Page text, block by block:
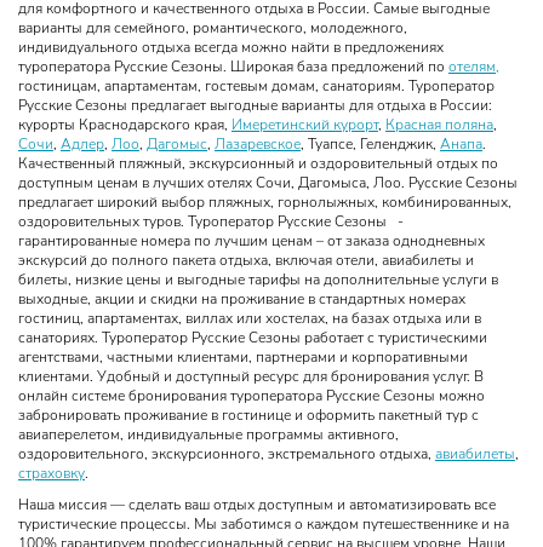
для комфортного и качественного отдыха в России. Самые выгодные
варианты для семейного, романтического, молодежного,
индивидуального отдыха всегда можно найти в предложениях
туроператора Русские Сезоны. Широкая база предложений по отелям,
гостиницам, апартаментам, гостевым домам, санаториям. Туроператор
Русские Сезоны предлагает выгодные варианты для отдыха в России:
курорты Краснодарского края, Имеретинский курорт, Красная поляна
Сочи
Адлер Лоо Дагомыс Лазаревское , Туапсе, Геленджик, Анапа
Качественный пляжный, экскурсионный и оздоровительный отдых по
доступным ценам в лучших отелях Сочи, Дагомыса, Лоо. Русские Сезоны
предлагает широкий выбор пляжных, горнолыжных, комбинированных,
оздоровительных туров. Туроператор Русские Сезоны -
гарантированные номера по лучшим ценам – от заказа однодневных
экскурсий до полного пакета отдыха, включая отели, авиабилеты и
билеты, низкие цены и выгодные тарифы на дополнительные услуги в
выходные, акции и скидки на проживание в стандартных номерах
гостиниц, апартаментах, виллах или хостелах, на базах отдыха или в
санаториях. Туроператор Русские Сезоны работает с туристическими
агентствами, частными клиентами, партнерами и корпоративными
клиентами. Удобный и доступный ресурс для бронирования услуг. В
онлайн системе бронирования туроператора Русские Сезоны можно
забронировать проживание в гостинице и оформить пакетный тур с
авиаперелетом, индивидуальные программы активного,
оздоровительного, экскурсионного, экстремального отдыха, авиабилеты
страховку
Наша миссия — сделать ваш отдых доступным и автоматизировать все
туристические процессы. Мы заботимся о каждом путешественнике и на
100% гарантируем профессиональный сервис на высшем уровне. Наши